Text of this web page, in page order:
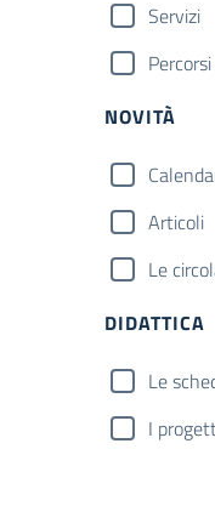
Servizi
NOVITÀ
Articoli
Le
DIDATTICA
Le
I